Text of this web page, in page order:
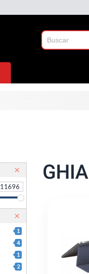
11696
1
4
1
2
GHIA